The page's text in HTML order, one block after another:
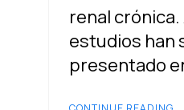
renal
estudios han
presentado